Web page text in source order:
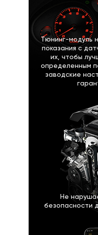
Тюнинг-модуль
показания с
их, чтобы
определенным
заводские
Не
безопасности